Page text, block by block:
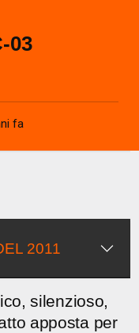
03
fa
2011
silenzioso,
apposta per